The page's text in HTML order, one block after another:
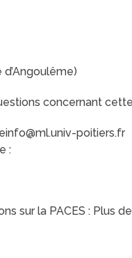
concernant
poitiers.fr
:
sur la PACES : Plus